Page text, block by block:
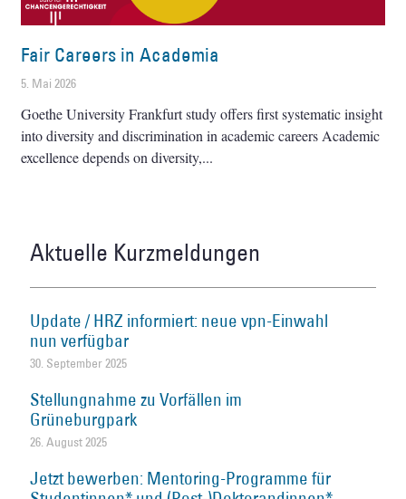
Fair Careers in Academia
5. Mai 2026
Goethe University Frankfurt study offers first systematic insight
into diversity and discrimination in academic careers Academic
excellence depends on diversity,
Aktuelle Kurzmeldungen
Update / HRZ informiert: neue vpn-Einwahl
nun verfügbar
30. September 2025
Stellungnahme zu Vorfällen im
Grüneburgpark
26. August 2025
Jetzt bewerben: Mentoring-Programme für